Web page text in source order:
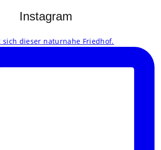
Instagram
dieser naturnahe Friedhof.